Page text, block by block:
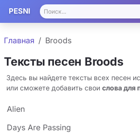
PESNI
Главная Broods
Тексты песен Broods
Здесь вы найдете тексты всех песен
или сможете добавить свои слова для
Alien
Days Are Passing